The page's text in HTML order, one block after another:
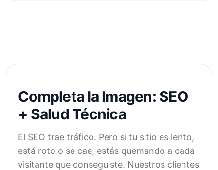
Completa la Imagen: SEO
+ Salud Técnica
El SEO trae tráfico. Pero si tu sitio es lento,
está roto o se cae, estás quemando a cada
visitante que conseguiste. Nuestros clientes